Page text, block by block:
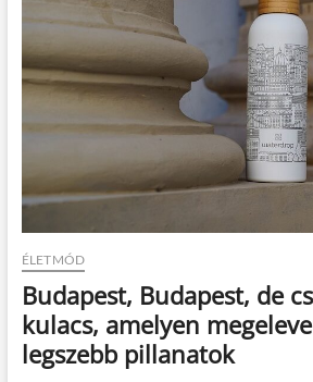
zökkenőmentes
iskolakezdést
ÉLETMÓD
Budapest, Budapest, de
kulacs, amelyen
legszebb pillanatok